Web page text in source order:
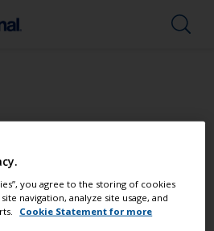
les meilleurs produits pour
bateau en très bon état
you agree to the storing of cookies
navigation, analyze site usage, and
Cookie Statement for more